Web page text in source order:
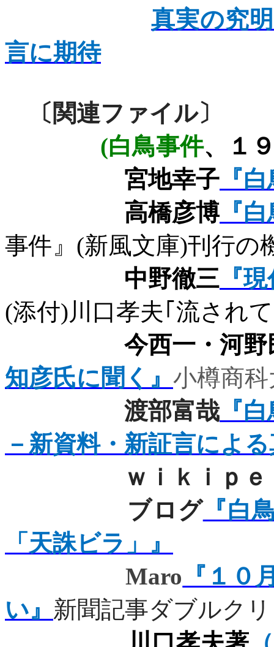
真実の究
言に期待
〔関連ファ
(白鳥事件、１
宮地幸子 『
高橋彦博 『
事件』 (新風文庫)刊行の
中野徹三 『
(添付)川口孝夫｢流され
今西一・河野
知彦氏に聞く』 小樽商
渡部富哉 『
－新資料・新証言によ
ｗｉｋｉｐｅｄ
ブログ『白
「天誅ビラ」』
Maro 『１０
い』 新聞記事ダブルク